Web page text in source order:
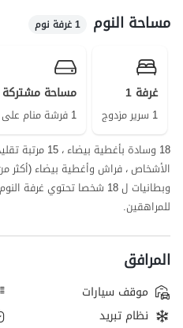
مساحة النوم 1 غرفة نوم
غرفة 1
1 سرير مزدوج
مساحة مشتركة
1 فرشة منام على الأرض
الأشخاص ، فراش وأغطية بيضاء (أكثر
وبطانيات ل 18 شخصا تحتوي
للمراهقين.
المرافق
موقف سيارات
نظام تبريد